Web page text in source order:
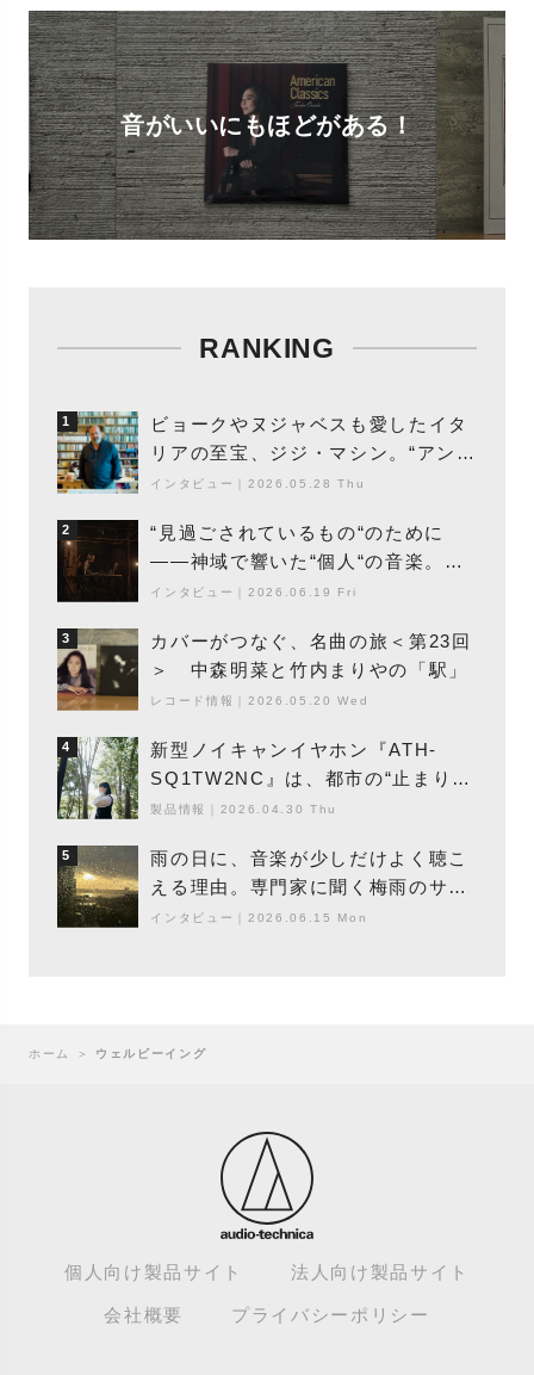
音がいいにもほどがある！
RANKING
1
ビョークやヌジャベスも愛したイタ
リアの至宝、ジジ・マシン。“アンビ
エントの巨匠”が明かす創作の原点
インタビュー 2026.05.28 Thu
2
“見過ごされているもの“のために
――神域で響いた“個人“の音楽。冥
丁の『赤城 夜神楽』をレポート
インタビュー 2026.06.19 Fri
3
カバーがつなぐ、名曲の旅＜第23回
＞ 中森明菜と竹内まりやの「駅」
レコード情報 2026.05.20 Wed
4
新型ノイキャンイヤホン『ATH-
SQ1TW2NC』は、都市の“止まり
木”になり得るーシンガーソングライ
製品情報 2026.04.30 Thu
5
雨の日に、音楽が少しだけよく聴こ
える理由。専門家に聞く梅雨のサウ
ンドスケープ
インタビュー 2026.06.15 Mon
ホーム ＞ ウェルビーイング
個人向け製品サイト 法人向け製品サイト
会社概要 プライバシーポリシー